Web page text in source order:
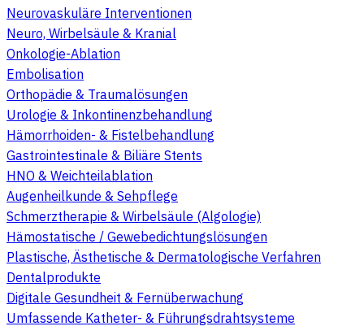
Neurovaskuläre Interventionen
Neuro, Wirbelsäule & Kranial
Onkologie-Ablation
Embolisation
Orthopädie & Traumalösungen
Urologie & Inkontinenzbehandlung
Hämorrhoiden- & Fistelbehandlung
Gastrointestinale & Biliäre Stents
HNO & Weichteilablation
Augenheilkunde & Sehpflege
Schmerztherapie & Wirbelsäule (Algologie)
Hämostatische / Gewebedichtungslösungen
Plastische, Ästhetische & Dermatologische Verfahren
Dentalprodukte
Digitale Gesundheit & Fernüberwachung
Umfassende Katheter- & Führungsdrahtsysteme